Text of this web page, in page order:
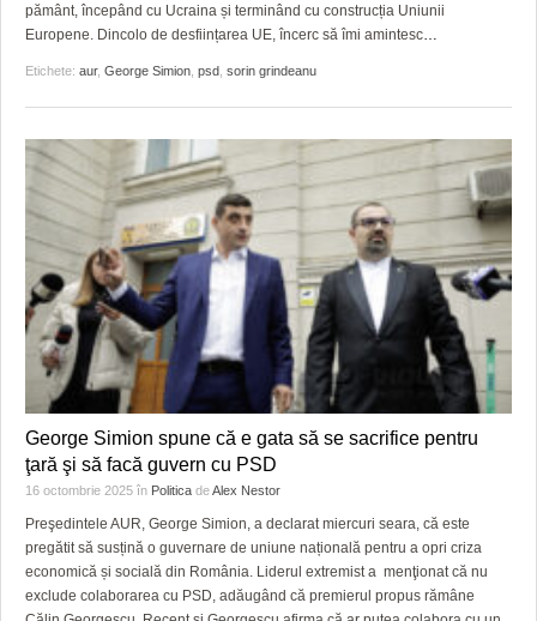
pământ, începând cu Ucraina și terminând cu construcția Uniunii
Europene. Dincolo de desființarea UE, încerc să îmi amintesc
Etichete: aur, George Simion psd sorin grindeanu
George Simion spune că e gata să se sacrifice pentru
ţară şi să facă guvern cu PSD
16 octombrie 2025 în Politica deAlex Nestor
Preşedintele AUR, George Simion, a declarat miercuri seara, că este
pregătit să susțină o guvernare de uniune națională pentru a opri criza
economică și socială din România. Liderul extremist a menţionat că nu
exclude colaborarea cu PSD, adăugând că premierul propus rămâne